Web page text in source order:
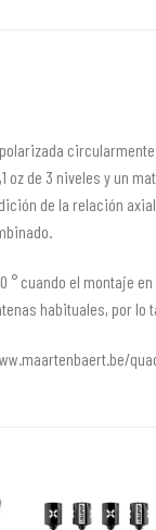
oz de 3 niveles y
de la relación
° cuando el montaje
habituales, por